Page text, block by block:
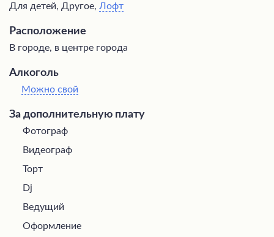
Для детей, Другое, Лофт
Расположение
В городе, в центре города
Алкоголь
Можно свой
За дополнительную плату
Фотограф
Видеограф
Торт
Dj
Ведущий
Оформление